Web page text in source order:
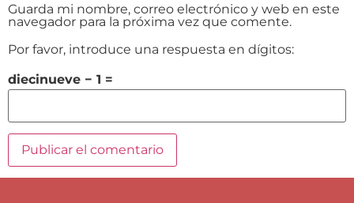
Guarda mi nombre, correo electrónico y web en este
navegador para la próxima vez que comente.
Por favor, introduce una respuesta en dígitos:
diecinueve − 1 =